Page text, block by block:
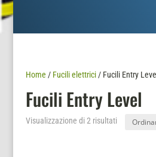
Home / Fucili elettrici/ Fucili Entry Level
Fucili Entry Level
Visualizzazione di 2 risultati